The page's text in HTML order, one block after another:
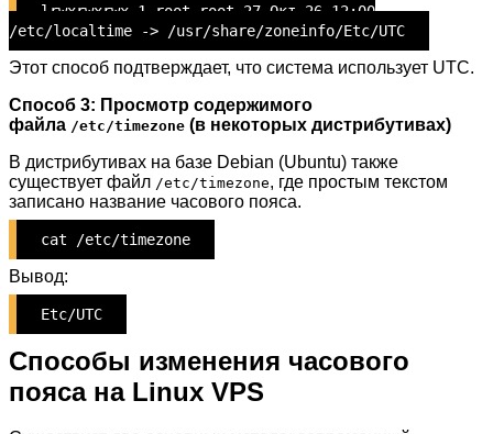
lrwxrwxrwx 1 root root 27 Окт 26 12:00
/etc/localtime -> /usr/share/zoneinfo/Etc/UTC
Этот способ подтверждает, что система использует UTC.
Способ 3: Просмотр содержимого
файла /etc/timezone (в некоторых дистрибутивах)
В дистрибутивах на базе Debian (Ubuntu) также
существует файл /etc/timezone, где простым текстом
записано название часового пояса.
cat /etc/timezone
Вывод:
Etc/UTC
Способы изменения часового
пояса на Linux VPS